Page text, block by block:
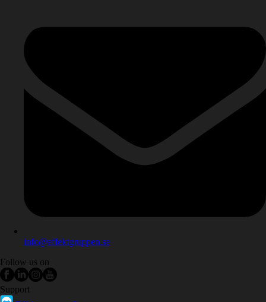
info@effektgruppen.se
Follow us on
Support